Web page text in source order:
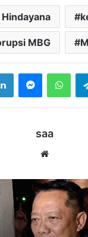
MBG
LinkedInMessenger
saa